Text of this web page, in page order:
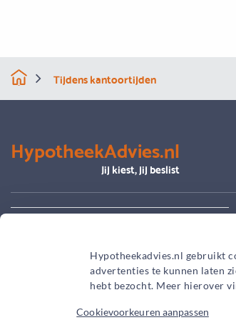
Hypotheekadvies.nl gebruikt
advertenties te kunnen laten
hebt bezocht. Meer hierover
Cookievoorkeuren aanpassen
Tijdens kantoortijden
HypotheekAdvies.nl
Jij kiest, jij beslist